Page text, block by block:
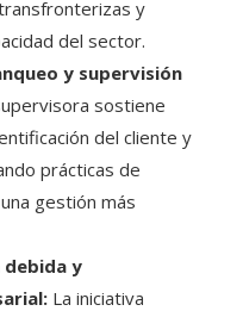
y
del sector.
y supervisión
sostiene
del cliente y
prácticas de
gestión más
debida y
La iniciativa